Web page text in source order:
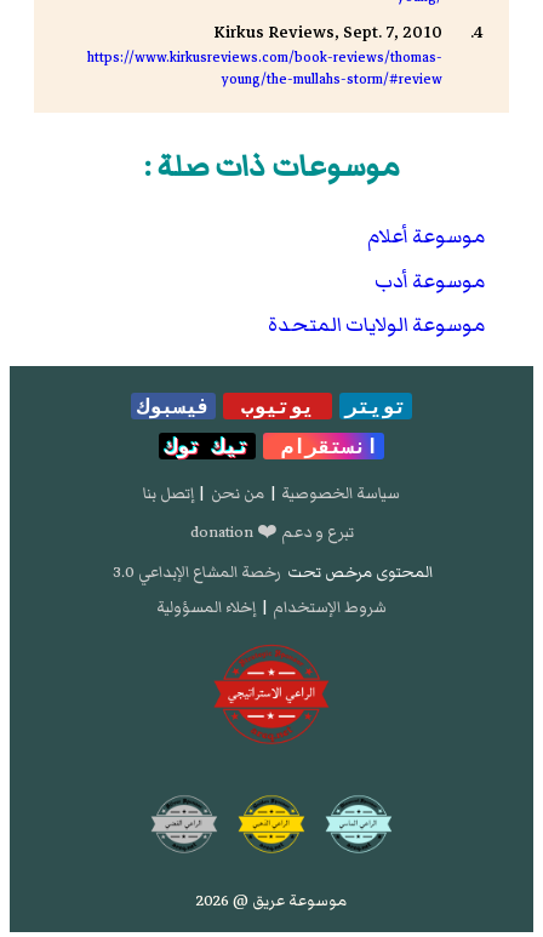
Kirkus Reviews, Sept. 7, 2010
https://www.kirkusreviews.com/book-reviews/thomas-
young/the-mullahs-storm/#review
موسوعات ذات صلة :
موسوعة أعلام
موسوعة أدب
موسوعة الولايات المتحدة
تويتر يوتيوب
فيسبوك
انستقرام
تيك توك
سياسة الخصوصية | من نحن | إتصل بنا
تبرع و دعم ❤️ donation
المحتوى مرخص تحت رخصة المشاع الإبداعي 3.0
شروط الإستخدام | إخلاء المسؤولية
موسوعة عريق @ 2026